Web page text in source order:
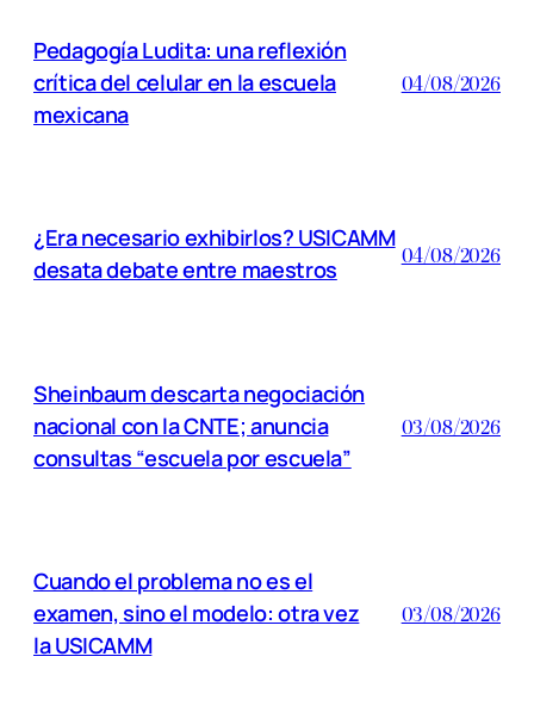
Pedagogía Ludita: una reflexión
crítica del celular en la escuela
mexicana
04/08/2026
¿Era necesario exhibirlos? USICAMM
desata debate entre maestros
04/08/2026
Sheinbaum descarta negociación
nacional con la CNTE; anuncia
consultas “escuela por escuela”
03/08/2026
Cuando el problema no es el
examen, sino el modelo: otra vez
la USICAMM
03/08/2026